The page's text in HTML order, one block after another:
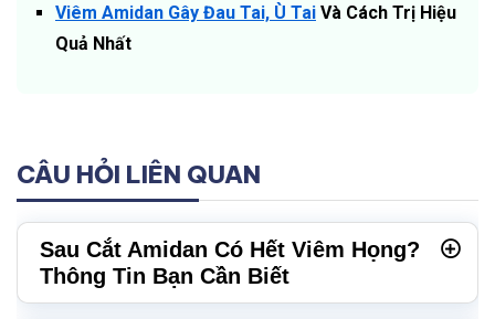
Viêm Amidan Gây Đau Tai, Ù Tai Và Cách Trị Hiệu
Quả Nhất
CÂU HỎI LIÊN QUAN
Sau Cắt Amidan Có Hết Viêm Họng?
Thông Tin Bạn Cần Biết